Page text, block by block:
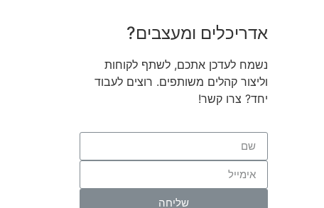
אדריכלים ומעצבים?
נשמח לעדכן אתכם, לשתף לקוחות
וליצור קהלים משותפים. רוצים לעבוד
יחד? צרו קשר!
שליחה